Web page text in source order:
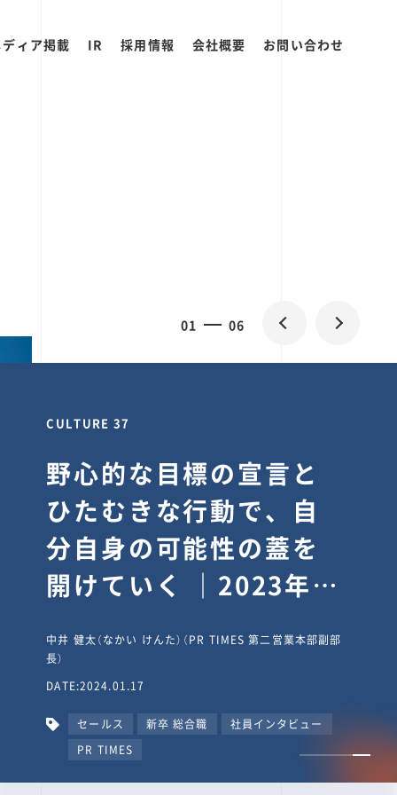
ィア掲載 IR 採用情報 会社概要 お問い合わせ
01 06
CULTURE 37
野心的な目標の宣言と
ひたむきな行動で、自
分自身の可能性の蓋を
開けていく ｜2023年度
タビュー #PR
TIMESな人たち
中井 健太（なかい けんた）（PR TIMES 第二営業本部副部
長）
DATE:2024.01.17
セールス 新卒 総合職
社員インタビュー
PR TIMES